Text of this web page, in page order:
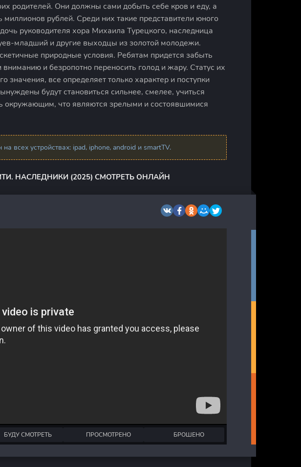
родителей. Они должны сами добыть себе кров и еду, а
миллионов рублей. Среди них такие представители юного
руководителя хора Михаила Турецкого, наследница
младший и другие выходцы из золотой молодежи.
природные условия. Ребятам придется забыть
и безропотно переносить голод и жару. Статус их
значения, все определяет только характер и поступки
будут становиться сильнее, смелее, учиться
окружающим, что являются зрелыми и состоявшимися
всех устройствах: ipad, iphone, android и smartTV.
НАСЛЕДНИКИ (2025) СМОТРЕТЬ ОНЛАЙН
БУДУ СМОТРЕТЬ ПРОСМОТРЕНО БРОШЕНО